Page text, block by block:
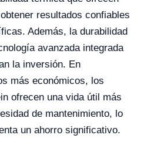
resultados confiables
Además, la durabilidad
avanzada integrada
la inversión. En
más económicos, los
ofrecen una vida útil más
de mantenimiento, lo
un ahorro significativo.